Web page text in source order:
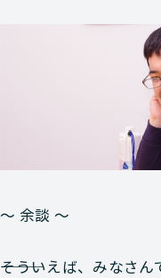
〜 余談 〜
―――そういえば、みなさ